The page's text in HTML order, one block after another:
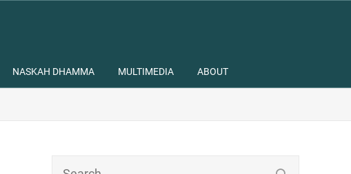
NASKAH DHAMMA MULTIMEDIA ABOUT